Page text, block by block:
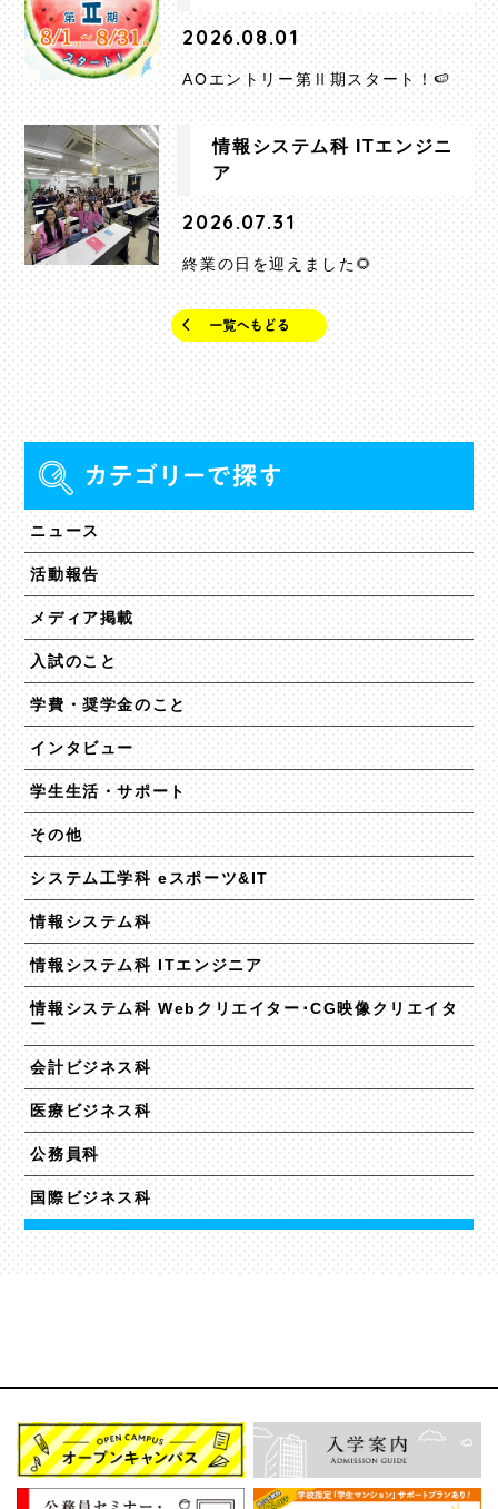
2026.08.01
AOエントリー第Ⅱ期スタート！🍉
情報システム科 ITエンジニ
ア
2026.07.31
終業の日を迎えました🌻
ニュース
活動報告
メディア掲載
入試のこと
学費・奨学金のこと
インタビュー
学生生活・サポート
その他
システム工学科 eスポーツ&IT
情報システム科
情報システム科 ITエンジニア
情報システム科 Webクリエイター･CG映像クリエイタ
ー
会計ビジネス科
医療ビジネス科
公務員科
国際ビジネス科